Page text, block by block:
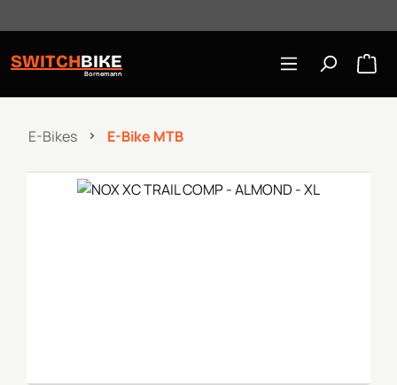
SWITCHBIKE
Bornemann
E-Bikes E-Bike MTB
Bildergalerie überspringen